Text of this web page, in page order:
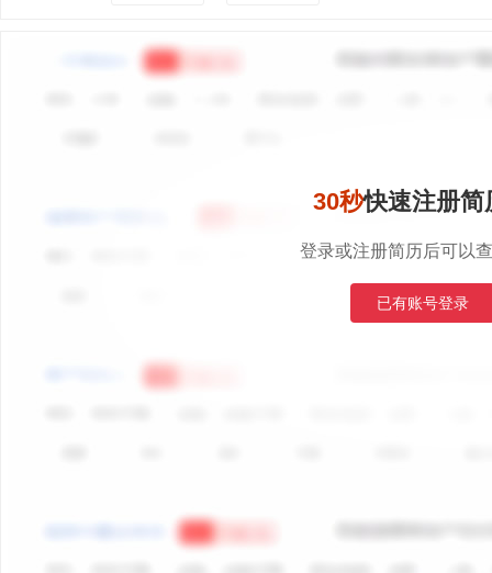
30秒快速注册简
登录或注册简历后可以
已有账号登录